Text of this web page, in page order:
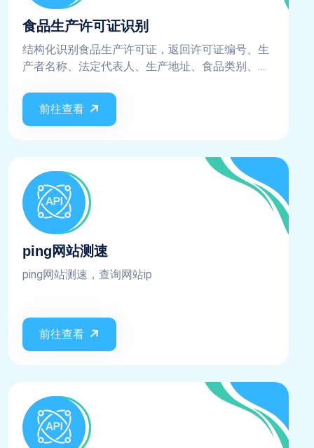
食品生产许可证识别
结构化识别食品生产许可证，返回许可证编号、生
产者名称、法定代表人、生产地址、食品类别、有
前往查看
ping网站测速
ping网站测速，查询网站ip
前往查看